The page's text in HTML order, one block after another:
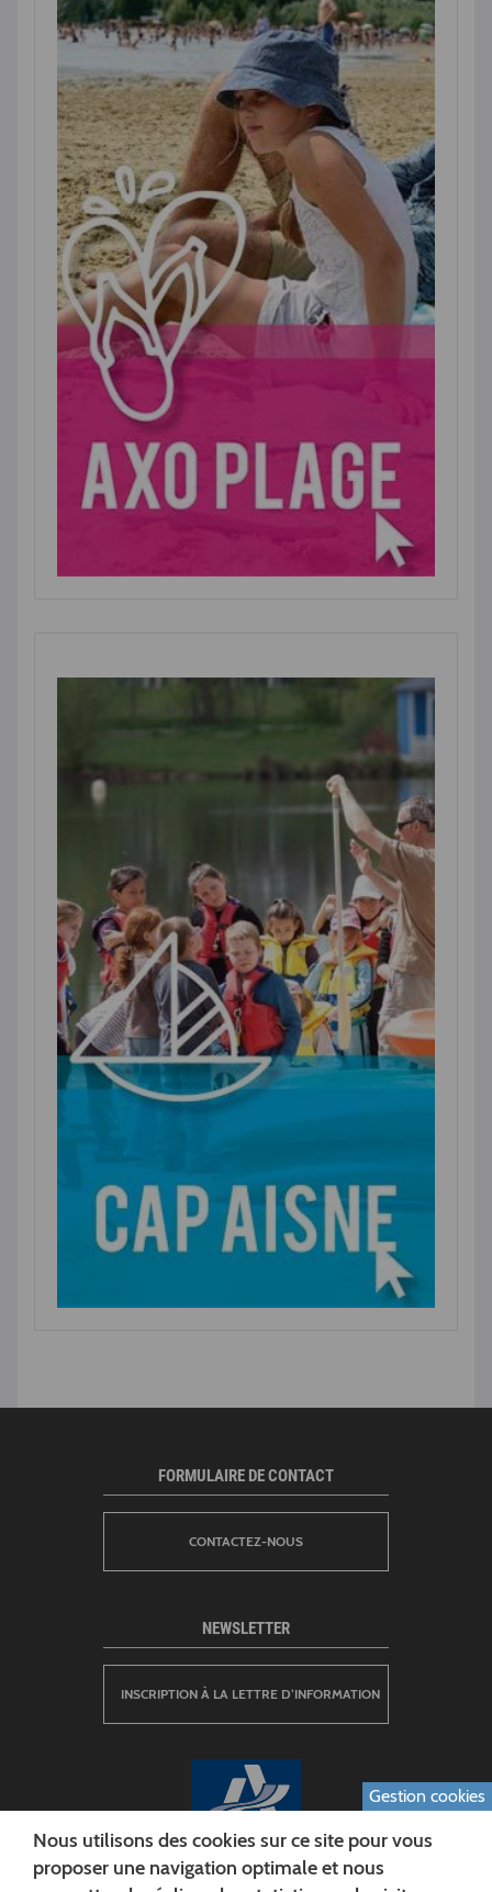
FORMULAIRE DE CONTACT
CONTACTEZ-NOUS
NEWSLETTER
INSCRIPTION À LA LETTRE D’INFORMATION
Gestion cookies
Nous utilisons des cookies sur ce site pour vous
proposer une navigation optimale et nous